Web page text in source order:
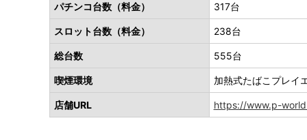
パチンコ台数（料金） 317台
スロット台数（料金） 238台
総台数 555台
喫煙環境 加熱式たばこプレ
店舗URL https://www.p-